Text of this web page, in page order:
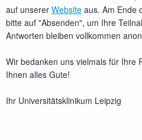
auf unserer Website aus. Am Ende
bitte auf "Absenden", um Ihre
Antworten bleiben vollkommen
Wir bedanken uns vielmals für Ihre
Ihnen alles Gute!
Ihr Universitätsklinikum Leipzig